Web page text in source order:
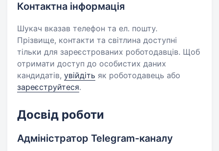
Контактна інформація
Шукач вказав телефон та ел. пошту.
Прізвище, контакти та світлина доступні
тільки для зареєстрованих роботодавців. Щоб
отримати доступ до особистих даних
кандидатів, увійдіть як роботодавець або
зареєструйтеся.
Досвід роботи
Адміністратор Telegram-каналу